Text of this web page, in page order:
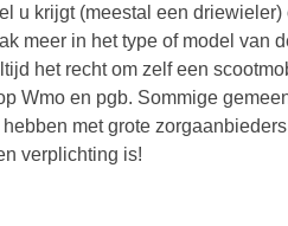
u krijgt (meestal een
meer in het type of model van
het recht om zelf een
Wmo en pgb. Sommige
met grote
verplichting is!